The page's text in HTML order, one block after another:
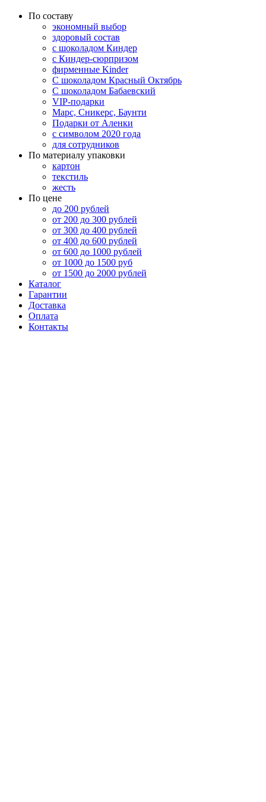
По составу
экономный выбор
здоровый состав
с шоколадом Киндер
с Киндер-сюрпризом
фирменные Kinder
С шоколадом Красный Октябрь
С шоколадом Бабаевский
VIP-подарки
Марс, Сникерс, Баунти
Подарки от Аленки
с символом 2020 года
для сотрудников
По материалу упаковки
картон
текстиль
жесть
По цене
до 200 рублей
от 200 до 300 рублей
от 300 до 400 рублей
от 400 до 600 рублей
от 600 до 1000 рублей
от 1000 до 1500 руб
от 1500 до 2000 рублей
Каталог
Гарантии
Доставка
Оплата
Контакты